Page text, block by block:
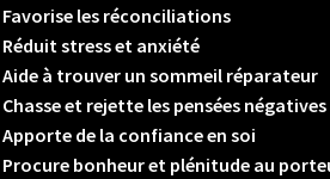
Favorise les réconciliations
Réduit stress et anxiété
Aide à trouver un sommeil réparateur
Chasse et rejette les pensées négatives
Apporte de la confiance en soi
Procure bonheur et plénitude au